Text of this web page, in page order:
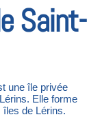
Saint-
une île privée
Elle forme
îles de Lérins.